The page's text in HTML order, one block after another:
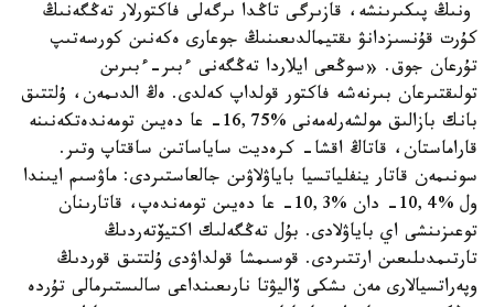
ونىڭ پىكىرىنشە، قازىرگى تاڭدا ىرگەلى فاكتورلار تەڭگەنىڭ
كۇرت قۇنسىزدانۋ ىقتيمالدىعىنىڭ جوعارى ەكەنىن كورسەتىپ
تۇرعان جوق. «سوڭعى ايلاردا تەڭگەنى ءبىر-ءبىرىن
تولىقتىرعان بىرنەشە فاكتور قولداپ كەلدى. ەڭ الدىمەن، ۇلتتىق
بانك بازالىق مولشەرلەمەنى %16,75- عا دەيىن تومەندەتكەنىنە
قاراماستان، قاتاڭ اقشا- كرەديت ساياساتىن ساقتاپ وتىر.
سونىمەن قاتار ينفلياتسيا باياۋلاۋىن جالعاستىردى: ماۋسىم ايىندا
ول %10,4- دان %10,3- عا دەيىن تومەندەپ، قاتارىنان
توعىزىنشى اي باياۋلادى. بۇل تەڭگەلىك اكتيۆتەردىڭ
تارتىمدىلىعىن ارتتىردى. قوسىمشا قولداۋدى ۇلتتىق قوردىڭ
وپەراتسيالارى مەن ىشكى ۆاليۋتا نارىعىنداعى سالىستىرمالى تۇردە